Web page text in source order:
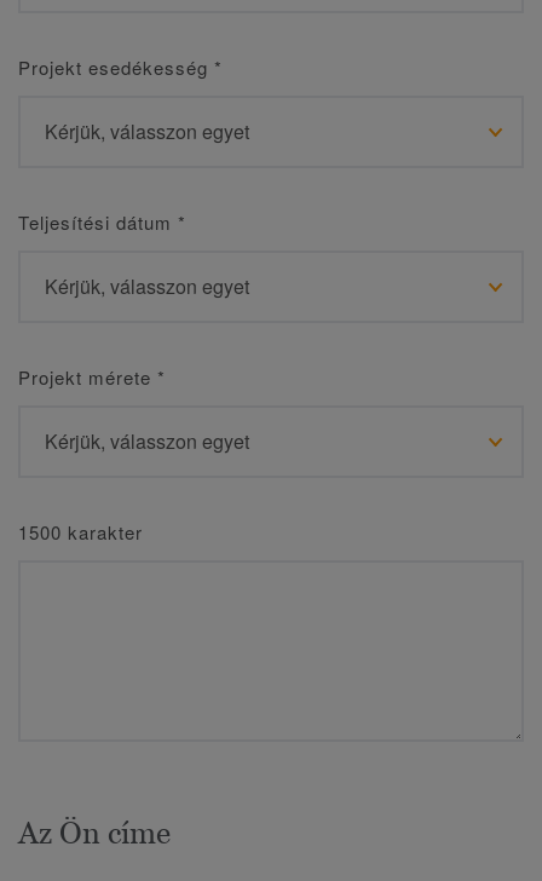
Projekt esedékesség *
Teljesítési dátum *
Projekt mérete *
1500 karakter
Az Ön címe